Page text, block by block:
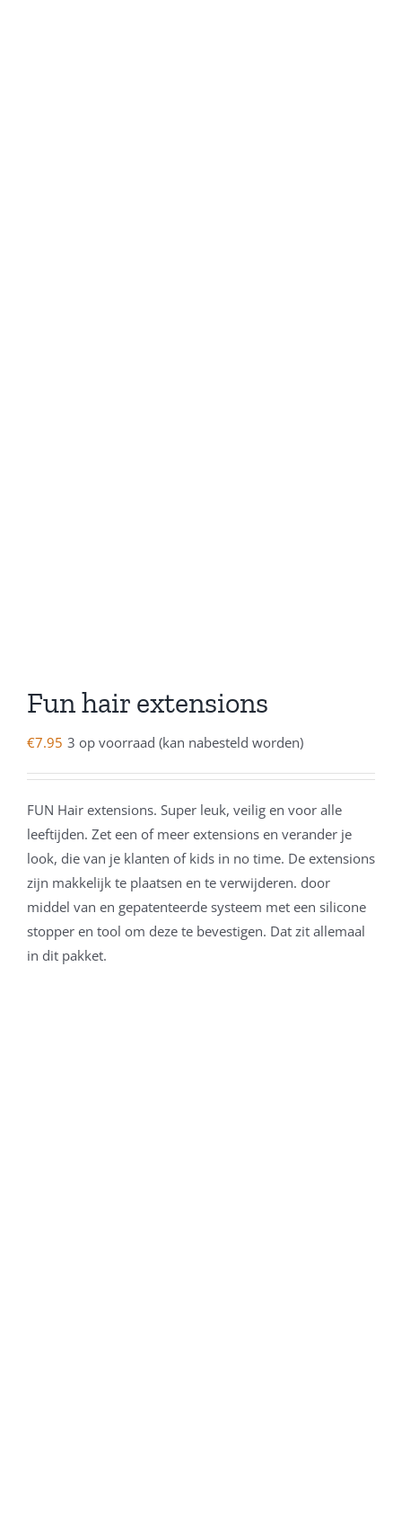
Fun hair extensions
€7.95 3 op voorraad (kan nabesteld worden)
FUN Hair extensions. Super leuk, veilig en voor alle
leeftijden. Zet een of meer extensions en verander je
look, die van je klanten of kids in no time. De extensions
zijn makkelijk te plaatsen en te verwijderen. door
middel van en gepatenteerde systeem met een silicone
stopper en tool om deze te bevestigen. Dat zit allemaal
in dit pakket.